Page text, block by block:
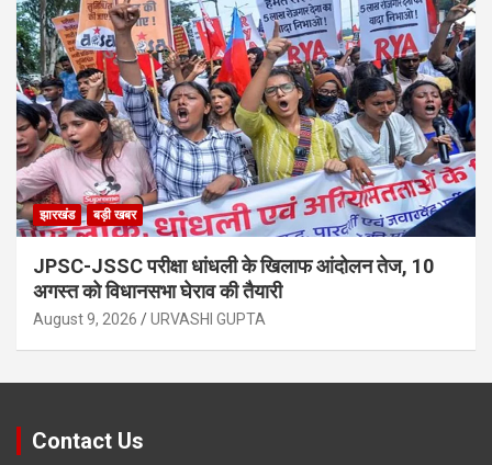
झारखंड बड़ी खबर
JPSC-JSSC परीक्षा धांधली के खिलाफ आंदोलन तेज, 10
अगस्त को विधानसभा घेराव की तैयारी
August 9, 2026 URVASHI GUPTA
Contact Us